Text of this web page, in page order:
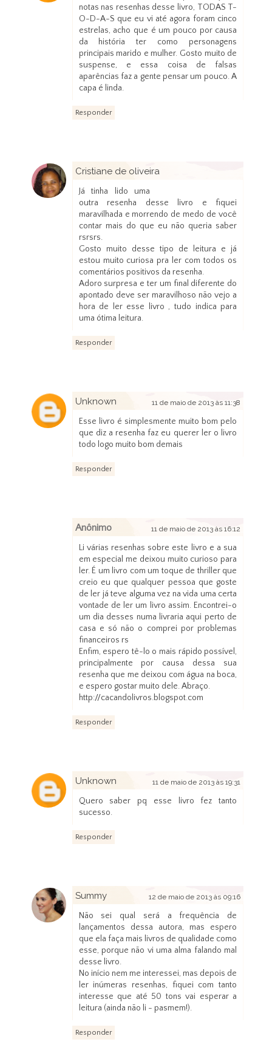
notas nas resenhas desse livro, TODAS T-
O-D-A-S que eu vi até agora foram cinco
estrelas, acho que é um pouco por causa
da história ter como personagens
principais marido e mulher. Gosto muito de
suspense, e essa coisa de falsas
aparências faz a gente pensar um pouco. A
capa é linda.
Responder
Cristiane de oliveira
Já tinha lido uma
outra resenha desse livro e fiquei
maravilhada e morrendo de medo de você
contar mais do que eu não queria saber
rsrsrs.
Gosto muito desse tipo de leitura e já
estou muito curiosa pra ler com todos os
comentários positivos da resenha.
Adoro surpresa e ter um final diferente do
apontado deve ser maravilhoso não vejo a
hora de ler esse livro , tudo indica para
uma ótima leitura.
Responder
Unknown 11 de maio de 2013 às 11:38
Esse livro é simplesmente muito bom pelo
que diz a resenha faz eu querer ler o livro
todo logo muito bom demais
Responder
Anônimo 11 de maio de 2013 às 16:12
Li várias resenhas sobre este livro e a sua
em especial me deixou muito curioso para
ler. É um livro com um toque de thriller que
creio eu que qualquer pessoa que goste
de ler já teve alguma vez na vida uma certa
vontade de ler um livro assim. Encontrei-o
um dia desses numa livraria aqui perto de
casa e só não o comprei por problemas
financeiros rs
Enfim, espero tê-lo o mais rápido possível,
principalmente por causa dessa sua
resenha que me deixou com água na boca,
e espero gostar muito dele. Abraço.
http://cacandolivros.blogspot.com
Responder
Unknown 11 de maio de 2013 às 19:31
Quero saber pq esse livro fez tanto
sucesso.
Responder
Summy 12 de maio de 2013 às 09:16
Não sei qual será a frequência de
lançamentos dessa autora, mas espero
que ela faça mais livros de qualidade como
esse, porque não vi uma alma falando mal
desse livro.
No início nem me interessei, mas depois de
ler inúmeras resenhas, fiquei com tanto
interesse que até 50 tons vai esperar a
leitura (ainda não li - pasmem!).
Responder